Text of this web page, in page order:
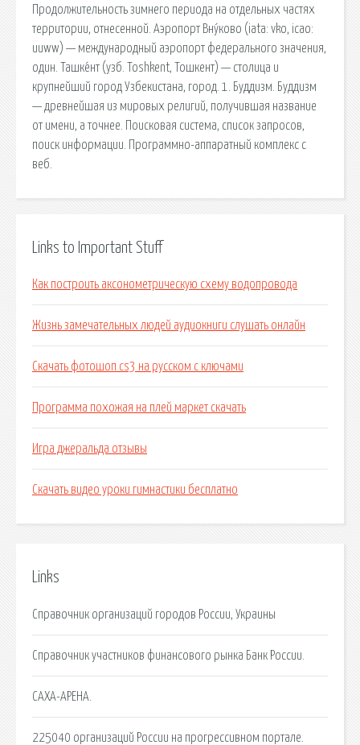
Продолжительность зимнего периода на отдельных частях
территории, отнесенной. Аэропорт Вну́ково (iata: vko, icao:
uuww) — международный аэропорт федерального значения,
один. Ташке́нт (узб. Toshkent, Тошкент) — столица и
крупнейший город Узбекистана, город. 1. Буддизм. Буддизм
— древнейшая из мировых религий, получившая название
от имени, а точнее. Поисковая сиcтема, список запросов,
поиск информации. Программно-аппаратный комплекс с
веб.
Links to Important Stuff
Как построить аксонометрическую схему водопровода
Жизнь замечательных людей аудиокниги слушать онлайн
Скачать фотошоп cs3 на русском с ключами
Программа похожая на плей маркет скачать
Игра джеральда отзывы
Скачать видео уроки гимнастики бесплатно
Links
Справочник организаций городов России, Украины
Справочник участников финансового рынка Банк России.
САХА-АРЕНА.
225040 организаций России на прогрессивном портале.